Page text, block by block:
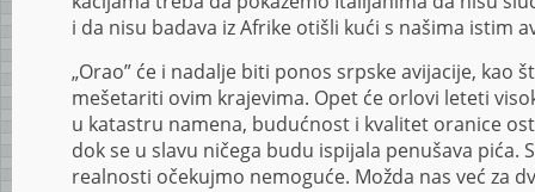
i da nisu badava iz Afrike otišli kući s našima istim
„Orao” će i nadalje biti ponos srpske avijacije, kao
mešetariti ovim krajevima. Opet će orlovi leteti
u katastru namena, budućnost i kvalitet oranice
dok se u slavu ničega budu ispijala penušava pića.
realnosti očekujmo nemoguće. Možda nas već za